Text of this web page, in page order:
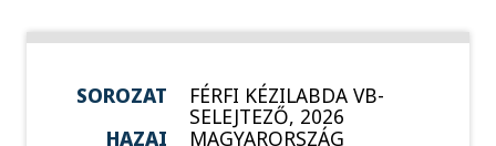
SOROZAT FÉRFI KÉZILABDA VB-
SELEJTEZŐ, 2026
HAZAI
MAGYARORSZÁG